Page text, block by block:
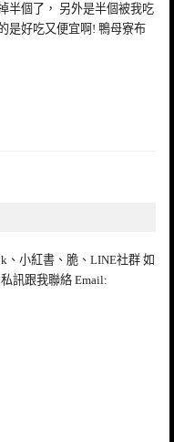
半個了， 另外是半個被我吃
是好吃又便宜啊! 鴨母寮布
、小紅書、脆、LINE社群 如
訊跟我聯絡 Email: